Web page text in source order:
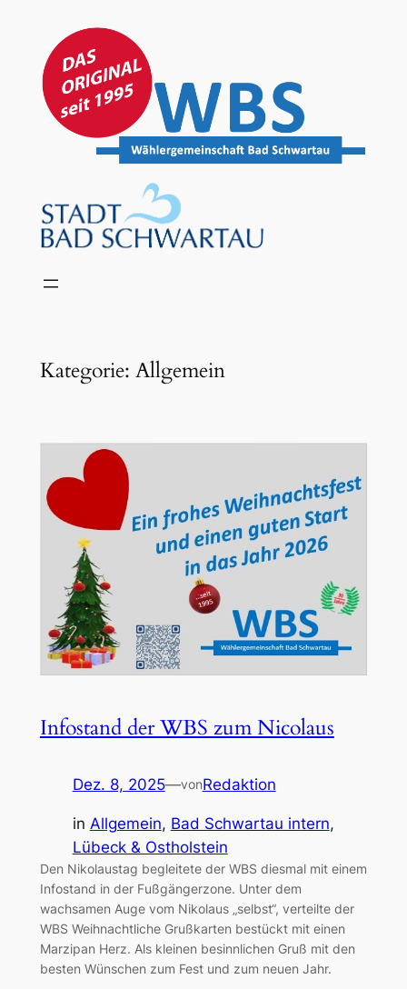
springen
Kategorie: Allgemein
Infostand der WBS zum Nicolaus
Dez. 8, 2025—vonRedaktion
in Allgemein, Bad Schwartau intern
Lübeck & Ostholstein
Den Nikolaustag begleitete der WBS diesmal mit einem
Infostand in der Fußgängerzone. Unter dem
wachsamen Auge vom Nikolaus „selbst“, verteilte der
WBS Weihnachtliche Grußkarten bestückt mit einen
Marzipan Herz. Als kleinen besinnlichen Gruß mit den
besten Wünschen zum Fest und zum neuen Jahr.